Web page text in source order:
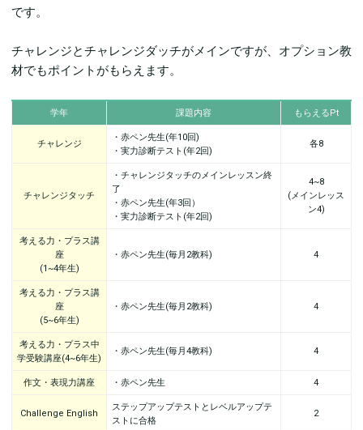
です。
チャレンジとチャレンジダッチがメインですが、オプション教
材でもポイントがもらえます。
学年 課題内容 もらえるPt
チャレンジ
・赤ペン先生(年10回)
・実力診断テスト(年2回)
各8
チャレンジタッチ
・チャレンジタッチのメインレッスン終
了
・赤ペン先生(年3回）
・実力診断テスト(年2回)
4~8
(メインレッス
ン4)
考える力・プラス講
座
(1~4年生)
・赤ペン先生(毎月2教科) 4
考える力・プラス講
座
(5~6年生)
・赤ペン先生(毎月2教科) 4
考える力・プラス中
学受験講座(4~6年生)
・赤ペン先生(毎月4教科) 4
作文・表現力講座 ・赤ペン先生 4
Challenge English
ステップアップテストとレベルアップテ
ストに合格
2